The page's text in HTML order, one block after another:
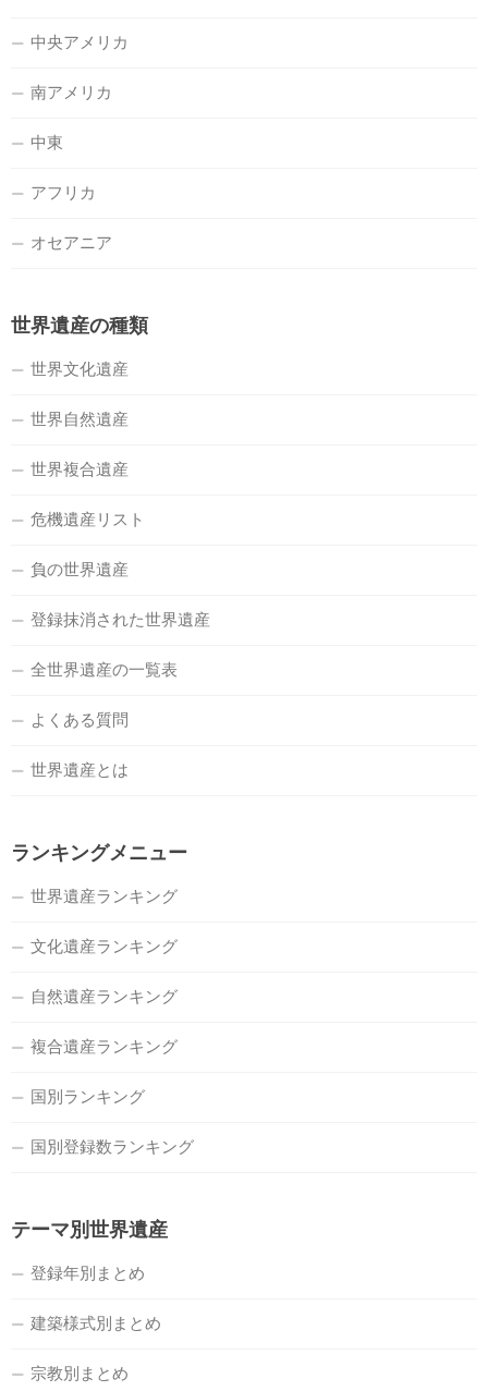
中央アメリカ
南アメリカ
中東
アフリカ
オセアニア
世界遺産の種類
世界文化遺産
世界自然遺産
世界複合遺産
危機遺産リスト
負の世界遺産
登録抹消された世界遺産
全世界遺産の一覧表
よくある質問
世界遺産とは
ランキングメニュー
世界遺産ランキング
文化遺産ランキング
自然遺産ランキング
複合遺産ランキング
国別ランキング
国別登録数ランキング
テーマ別世界遺産
登録年別まとめ
建築様式別まとめ
宗教別まとめ